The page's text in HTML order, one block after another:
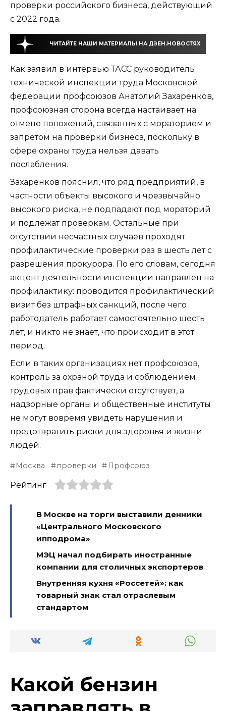
проверки российского бизнеса, действующий
с 2022 года.
ЧИТАЙТЕ НАШИ МАТЕРИАЛЫ НА ДЗЕН.НОВОСТЯХ
Как заявил в интервью ТАСС руководитель
технической инспекции труда Московской
федерации профсоюзов Анатолий Захаренков,
профсоюзная сторона всегда настаивает на
отмене положений, связанных с мораторием и
запретом на проверки бизнеса, поскольку в
сфере охраны труда нельзя давать
послабления.
Захаренков пояснил, что ряд предприятий, в
частности объекты высокого и чрезвычайно
высокого риска, не подпадают под мораторий
и подлежат проверкам. Остальные при
отсутствии несчастных случаев проходят
профилактические проверки раз в шесть лет с
разрешения прокурора. По его словам, сегодня
акцент деятельности инспекции направлен на
профилактику: проводится профилактический
визит без штрафных санкций, после чего
работодатель работает самостоятельно шесть
лет, и никто не знает, что происходит в этот
период.
Если в таких организациях нет профсоюзов,
контроль за охраной труда и соблюдением
трудовых прав фактически отсутствует, а
надзорные органы и общественные институты
не могут вовремя увидеть нарушения и
предотвратить риски для здоровья и жизни
людей.
Москва проверки Профсоюз
Рейтинг
В Москве на торги выставили денники
«Центрального Московского
ипподрома»
МЭЦ начал подбирать иностранные
компании для столичных экспортеров
Внутренняя кухня «Россетей»: как
товарный знак стал отраслевым
стандартом
Какой бензин